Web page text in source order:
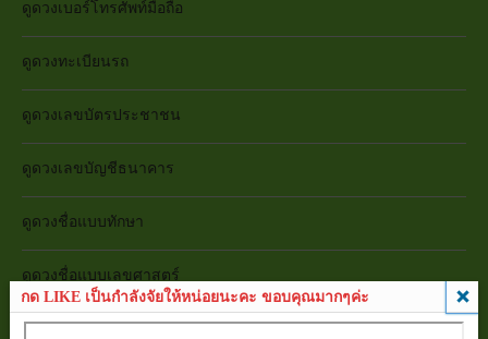
ดูดวงเบอร์โทรศัพท์มือถือ
ดูดวงทะเบียนรถ
ดูดวงเลขบัตรประชาชน
ดูดวงเลขบัญชีธนาคาร
ดูดวงชื่อแบบทักษา
ดูดวงชื่อแบบเลขศาสตร์
กด LIKE เป็นกำลังจัยให้หน่อยนะคะ ขอบคุณมากๆค่ะ